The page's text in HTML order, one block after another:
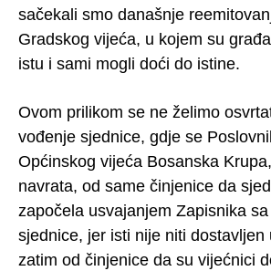
sačekali smo današnje
Gradskog vijeća, u kojem su
istu i sami mogli doći do istine.
Ovom prilikom se ne želimo
vođenje sjednice, gdje se
Općinskog vijeća Bosanska
navrata, od same činjenice da
započela usvajanjem Zapisnika
sjednice, jer isti nije niti dostavljen
zatim od činjenice da su vijećnici